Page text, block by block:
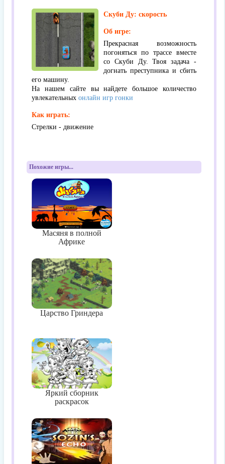
Скуби Ду: скорость
Об игре:
Прекрасная возможность
погоняться по трассе вместе
со Скуби Ду. Твоя задача -
догнать преступника и сбить
его машину.
На нашем сайте вы найдете большое количество
увлекательных онлайн игр гонки
Как играть:
Стрелки - движение
Похожие игры...
Масяня в полной
Африке
Царство Гриндера
Яркий сборник
раскрасок